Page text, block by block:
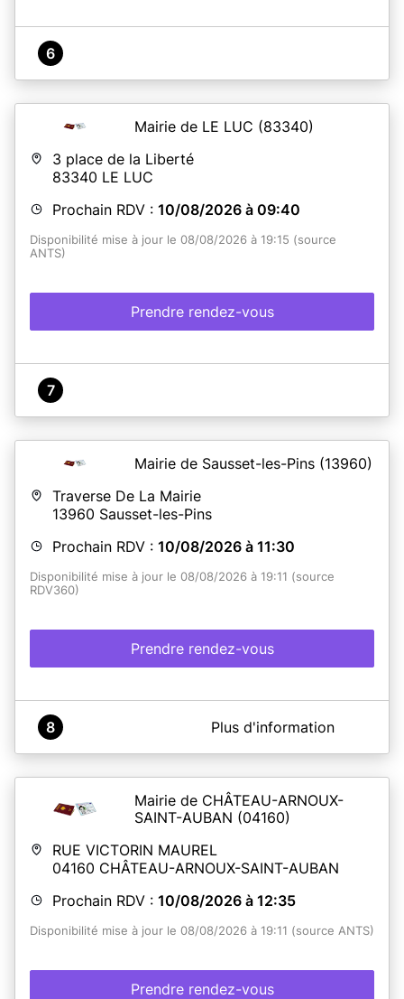
6
Mairie de LE LUC (83340)
3 place de la Liberté
83340 LE LUC
Prochain RDV : 10/08/2026 à 09:40
Disponibilité mise à jour le 08/08/2026 à 19:15 (source
ANTS)
Prendre rendez-vous
7
Mairie de Sausset-les-Pins (13960)
Traverse De La Mairie
13960 Sausset-les-Pins
Prochain RDV : 10/08/2026 à 11:30
Disponibilité mise à jour le 08/08/2026 à 19:11 (source
RDV360)
Prendre rendez-vous
A propos de Mairie de SAUSSET LES PINS
documents exigés. Tout dossier non conforme sera
La présence du
demandeur(même mineur)
En savoir plus
8 Plus d'information
Mairie de CHÂTEAU-ARNOUX-
SAINT-AUBAN (04160)
RUE VICTORIN MAUREL
04160 CHÂTEAU-ARNOUX-SAINT-AUBAN
Prochain RDV : 10/08/2026 à 12:35
Disponibilité mise à jour le 08/08/2026 à 19:11 (source ANTS)
Prendre rendez-vous